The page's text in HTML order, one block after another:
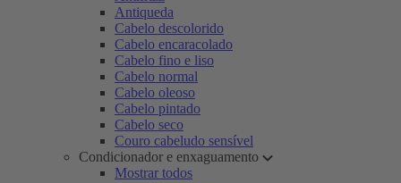
Antiqueda
Cabelo descolorido
Cabelo encaracolado
Cabelo fino e liso
Cabelo normal
Cabelo oleoso
Cabelo pintado
Cabelo seco
Couro cabeludo sensível
Condicionador e enxaguamento
Mostrar todos